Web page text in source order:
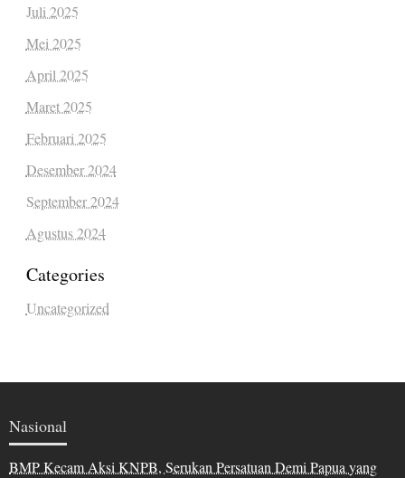
Juli 2025
Mei 2025
April 2025
Maret 2025
Februari 2025
Desember 2024
September 2024
Agustus 2024
Categories
Uncategorized
Nasional
BMP Kecam Aksi KNPB, Serukan Persatuan Demi Papua yang